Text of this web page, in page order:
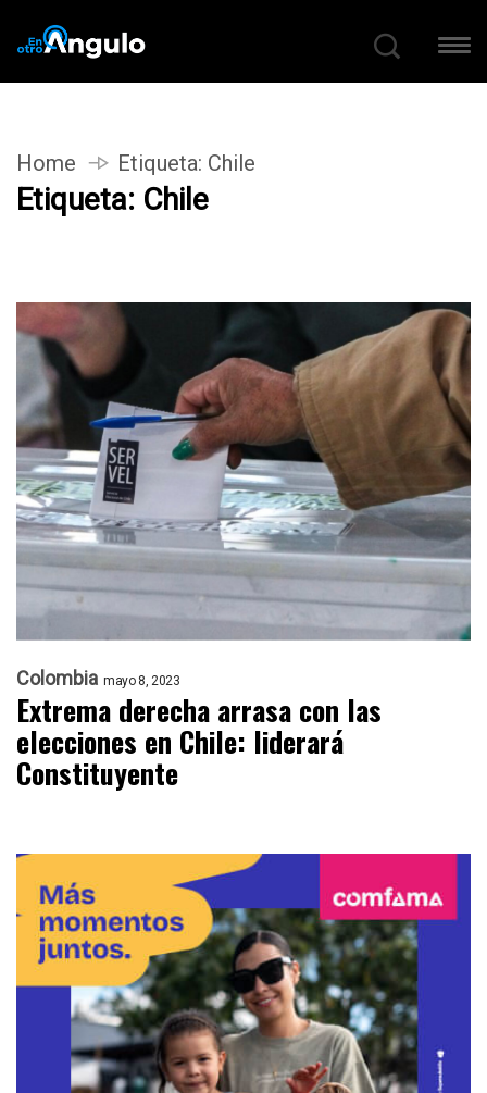
Home Etiqueta: Chile
Etiqueta: Chile
Colombia mayo 8, 2023
Extrema derecha arrasa con las
elecciones en Chile: liderará
Constituyente